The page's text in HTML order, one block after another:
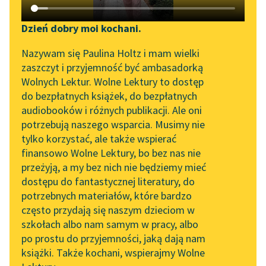
Katalog DAISY
Podkasty o książkach
Zgłoś brak utworu
Aktualności
Zapraszamy na spotkanie
online z tłumaczkami
literatury skandynawskiej
Spotkanie z Katarzyną
Tunkiel w Oslo
Wolne Lektury na 32.
Pol’and’Rock Festivalu
„Kochanek Lady
Chatterley” do słuchania
na Wolnych Lekturach
Nowy audiobook –
Narzędzia
Mapa Wolnych Lektur
Leśmianator
Przewodnik dla piszących i
czytających
API
OAI-PMH
Widget Wolnych Lektur
Przypisy
Dzień dobry moi kochani.
Nazywam się Paulina Holtz i mam wielki
zaszczyt i przyjemność być ambasadorką
Wolnych Lektur. Wolne Lektury to dostęp
do bezpłatnych książek, do bezpłatnych
audiobooków i różnych publikacji. Ale oni
potrzebują naszego wsparcia. Musimy nie
tylko korzystać, ale także wspierać
finansowo Wolne Lektury, bo bez nas nie
przeżyją, a my bez nich nie będziemy mieć
dostępu do fantastycznej literatury, do
potrzebnych materiałów, które bardzo
często przydają się naszym dzieciom w
szkołach albo nam samym w pracy, albo
po prostu do przyjemności, jaką dają nam
książki. Także kochani, wspierajmy Wolne
Kołysanka jodłowa (tomik)
Kołysanka jodłowa, I
Sen
Kołysanka jodłowa
pobierz książkę
czytaj online